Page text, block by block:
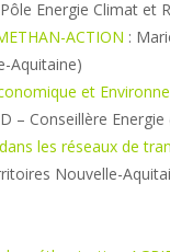
Energie Climat et
ACTION :
Aquitaine)
et
– Conseillère
les réseaux de
Nouvelle-